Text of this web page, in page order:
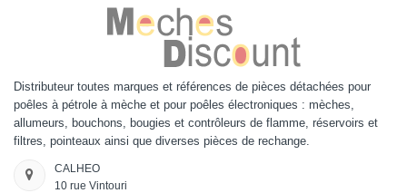
Distributeur toutes marques et références de pièces détachées pour
poêles à pétrole à mèche et pour poêles électroniques : mèches,
allumeurs, bouchons, bougies et contrôleurs de flamme, réservoirs et
filtres, pointeaux ainsi que diverses pièces de rechange.
CALHEO
10 rue Vintouri